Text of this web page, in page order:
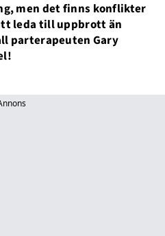
men det finns konflikter
leda till uppbrott än
parterapeuten Gary